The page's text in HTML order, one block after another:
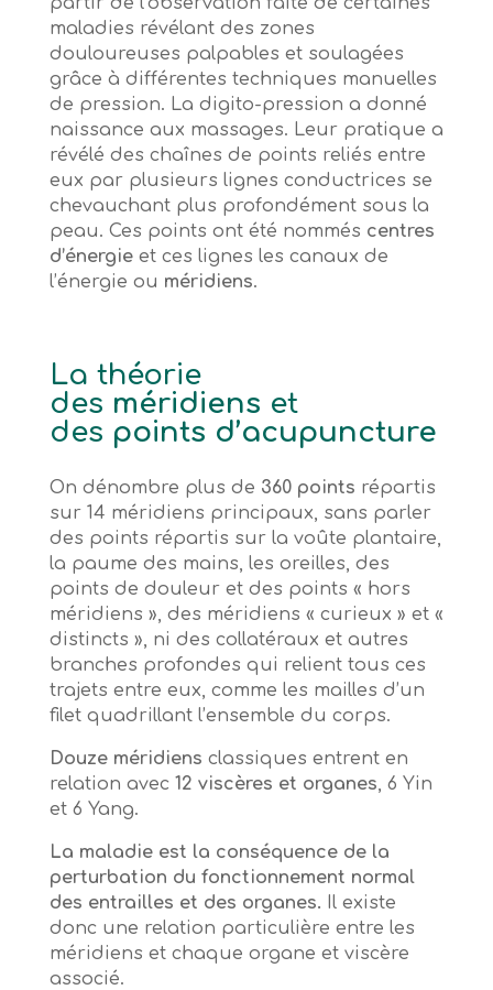
maladies révélant des zones
douloureuses palpables et soulagées
grâce à différentes techniques manuelles
de pression. La digito-pression a donné
naissance aux massages. Leur pratique a
révélé des chaînes de points reliés entre
eux par plusieurs lignes conductrices se
chevauchant plus profondément sous la
peau. Ces points ont été nommés centres
d’énergie et ces lignes les canaux de
l’énergie ou méridiens.
La théorie
des méridiens et
des points d’acupuncture
On dénombre plus de 360 points répartis
sur 14 méridiens principaux, sans parler
des points répartis sur la voûte plantaire,
la paume des mains, les oreilles, des
points de douleur et des points « hors
méridiens », des méridiens « curieux » et «
distincts », ni des collatéraux et autres
branches profondes qui relient tous ces
trajets entre eux, comme les mailles d’un
filet quadrillant l’ensemble du corps.
Douze méridiens classiques entrent en
relation avec 12 viscères et organes, 6 Yin
et 6 Yang.
La maladie est la conséquence de la
perturbation du fonctionnement normal
des entrailles et des organes.
Il existe
donc une relation particulière entre les
méridiens et chaque organe et viscère
associé.